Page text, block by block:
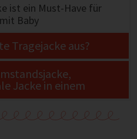
ist ein Must-Have für
Baby
Tragejacke aus?
Jacke in einem